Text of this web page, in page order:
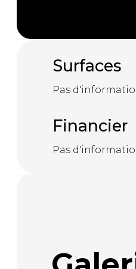
Surfaces
Pas
Financier
Pas